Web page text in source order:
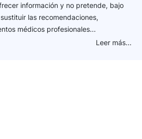
información y no pretende, bajo
las recomendaciones,
médicos profesionales...
Leer más...